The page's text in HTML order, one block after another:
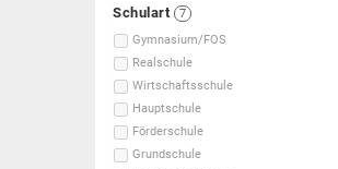
Schulart
7
Gymnasium/FOS
Realschule
Wirtschaftsschule
Hauptschule
Förderschule
Grundschule